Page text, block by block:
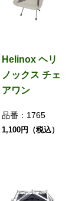
Helinox ヘリ
ノックス チェ
アワン
品番： 1765
1,100円（税込）